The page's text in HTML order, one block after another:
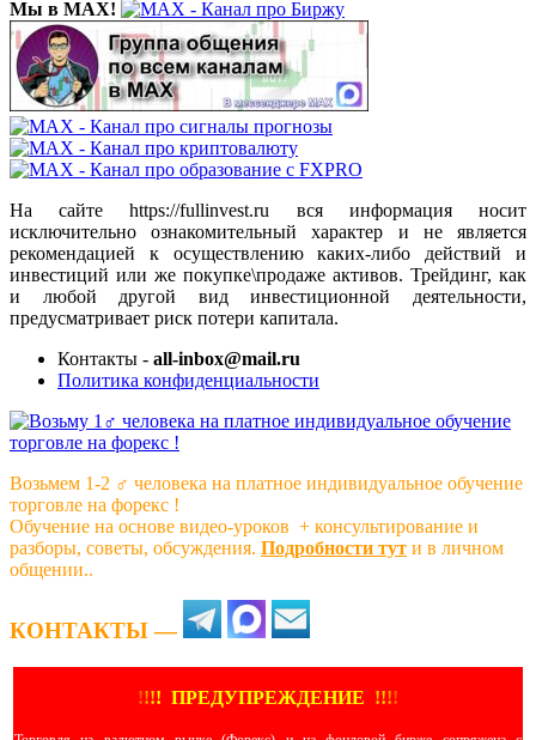
Мы в MAX!
На сайте https://fullinvest.ru вся информация носит
исключительно ознакомительный характер и не является
рекомендацией к осуществлению каких-либо действий и
инвестиций или же покупке\продаже активов. Трейдинг, как
и любой другой вид инвестиционной деятельности,
предусматривает риск потери капитала.
Контакты - all-inbox@mail.ru
Политика конфиденциальности
Возьмем 1-2 ‍♂️ человека на платное индивидуальное обучение
торговле на форекс !
Обучение на основе видео-уроков ️ + консультирование и
разборы, советы, обсуждения. Подробности тут и в личном
общении..
КОНТАКТЫ —
!!!! ПРЕДУПРЕЖДЕНИЕ !!!!